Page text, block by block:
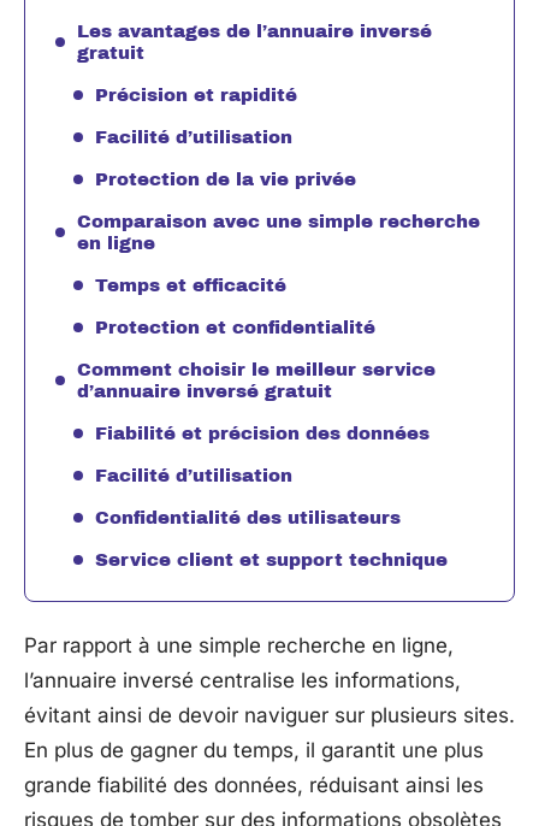
Les avantages de l’annuaire inversé
gratuit
Précision et rapidité
Facilité d’utilisation
Protection de la vie privée
Comparaison avec une simple recherche
en ligne
Temps et efficacité
Protection et confidentialité
Comment choisir le meilleur service
d’annuaire inversé gratuit
Fiabilité et précision des données
Facilité d’utilisation
Confidentialité des utilisateurs
Service client et support technique
Par rapport à une simple recherche en ligne,
l’annuaire inversé centralise les informations,
évitant ainsi de devoir naviguer sur plusieurs sites.
En plus de gagner du temps, il garantit une plus
grande fiabilité des données, réduisant ainsi les
risques de tomber sur des informations obsolètes